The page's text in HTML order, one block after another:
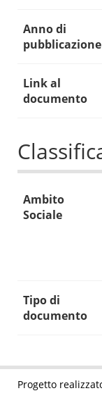
Anno di
pubblicazione
Link al
documento
Ambito
Sociale
Tipo di
documento
Progetto